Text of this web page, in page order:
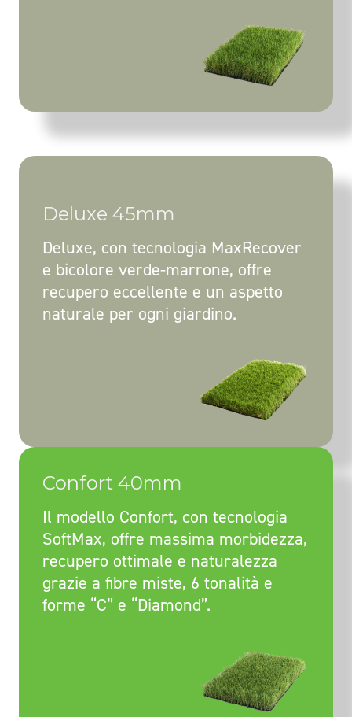
Deluxe 45mm
Deluxe, con tecnologia MaxRecover
e bicolore verde-marrone, offre
recupero eccellente e un aspetto
naturale per ogni giardino.
Confort 40mm
Il modello Confort, con tecnologia
SoftMax, offre massima morbidezza,
recupero ottimale e naturalezza
grazie a fibre miste, 6 tonalità e
forme “C” e “Diamond”.